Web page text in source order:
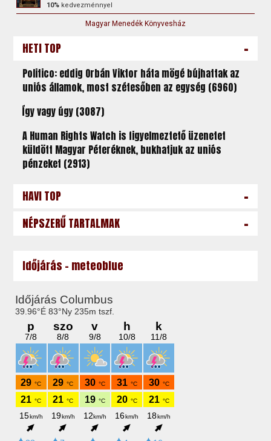
10% kedvezménnyel
Magyar Menedék Könyvesház
HETI TOP -
Politico: eddig Orbán Viktor háta mögé bújhattak az
uniós államok, most szétesőben az egység (6960)
Így vagy úgy (3087)
A Human Rights Watch is figyelmeztető üzenetet
küldött Magyar Péteréknek, bukhatjuk az uniós
pénzeket (2913)
HAVI TOP -
NÉPSZERŰ TARTALMAK -
Időjárás - meteoblue